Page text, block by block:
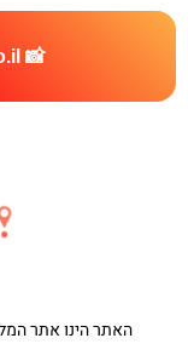
📸 Instagram - travelers.co.il
האתר הינו אתר